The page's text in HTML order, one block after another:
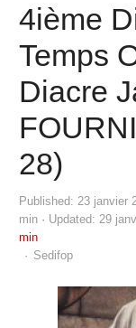
4ième
Temps
Diacre
28)
Published: 23 janvier
min
Updated: 29
min
Author
Sedifop